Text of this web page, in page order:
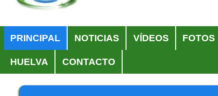
PRINCIPAL NOTICIAS VÍDEOS FOTOS
HUELVA CONTACTO